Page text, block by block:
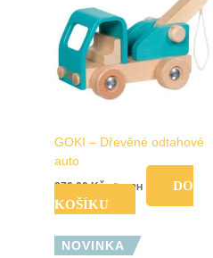
GOKI – Dřevěné odtahové
auto
279,00Kč vč. DPH
DO
KOŠÍKU
NOVINKA